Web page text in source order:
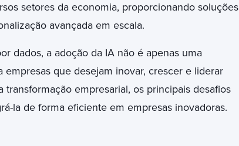
setores da economia, proporcionando soluções
avançada em escala.
dados, a adoção da IA não é apenas uma
que desejam inovar, crescer e liderar
transformação empresarial, os principais desafios
la de forma eficiente em empresas inovadoras.